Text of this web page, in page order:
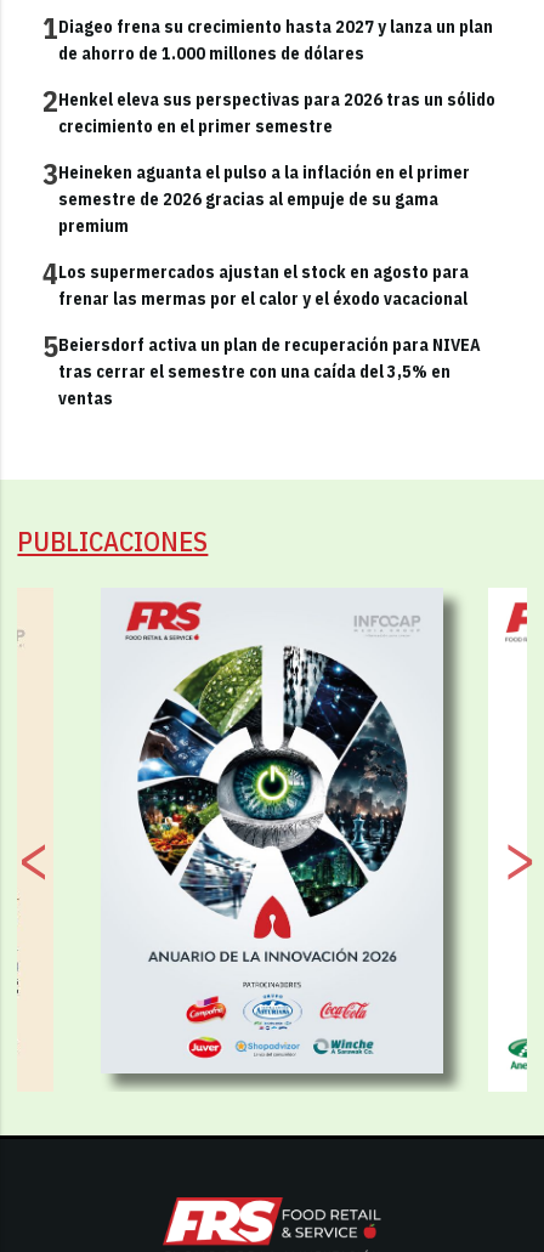
1Diageo frena su crecimiento hasta 2027 y lanza un plan
de ahorro de 1.000 millones de dólares
2Henkel eleva sus perspectivas para 2026 tras un sólido
crecimiento en el primer semestre
3Heineken aguanta el pulso a la inflación en el primer
semestre de 2026 gracias al empuje de su gama
premium
4Los supermercados ajustan el stock en agosto para
frenar las mermas por el calor y el éxodo vacacional
5Beiersdorf activa un plan de recuperación para NIVEA
tras cerrar el semestre con una caída del 3,5% en
ventas
PUBLICACIONES